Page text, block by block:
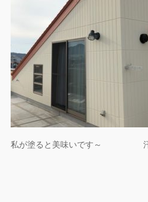
私が塗ると美味いです～